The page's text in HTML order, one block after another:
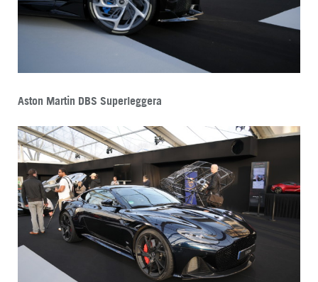
Aston Martin DBS Superleggera